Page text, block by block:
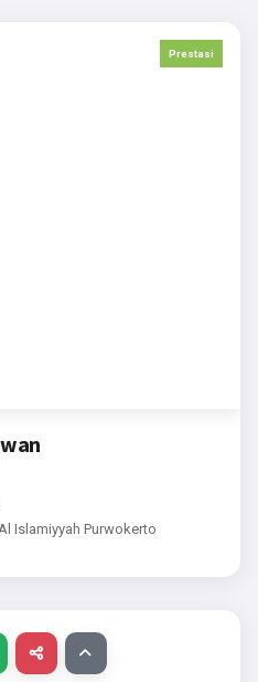
Prestasi
Islamiyyah Purwokerto